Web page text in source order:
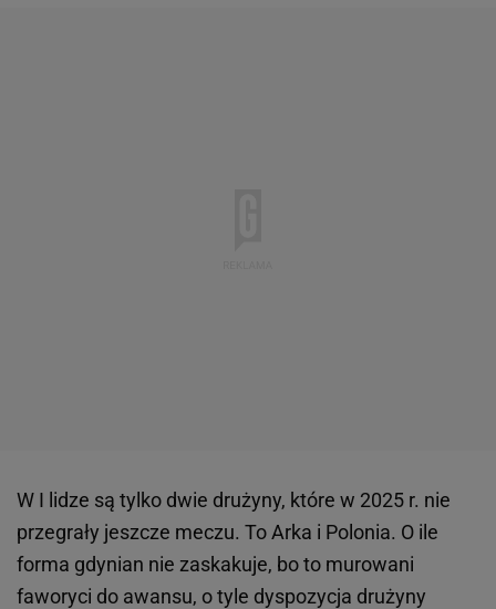
W I lidze są tylko dwie drużyny, które w 2025 r. nie
przegrały jeszcze meczu. To Arka i Polonia. O ile
forma gdynian nie zaskakuje, bo to murowani
faworyci do awansu, o tyle dyspozycja drużyny